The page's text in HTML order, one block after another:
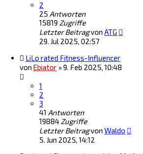
2
25 Antworten
15819 Zugriffe
Letzter Beitragvon ATG
29. Jul 2025, 02:57
LiLo rated Fitness-Influencer
von Ebiator »9. Feb 2025, 10:48
1
2
3
41 Antworten
19884 Zugriffe
Letzter Beitragvon Waldo
5. Jun 2025, 14:12